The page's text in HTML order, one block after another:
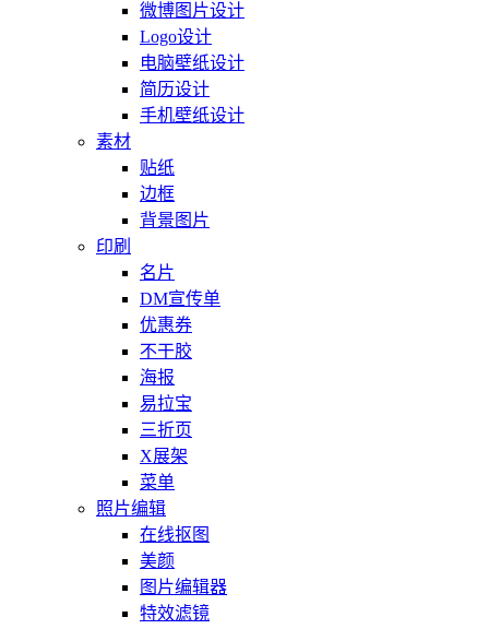
微博图片设计
Logo设计
电脑壁纸设计
简历设计
手机壁纸设计
素材
贴纸
边框
背景图片
印刷
名片
DM宣传单
优惠券
不干胶
海报
易拉宝
三折页
X展架
菜单
照片编辑
在线抠图
美颜
图片编辑器
特效滤镜